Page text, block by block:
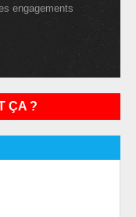
engagements
ÇA ?